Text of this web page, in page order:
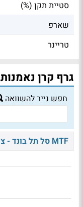
סטיית תקן (%)
שארפ
טריינר
גרף קרן נאמנות
חפש נייר להשוואה
MTF סל תל בונד - צמודות A